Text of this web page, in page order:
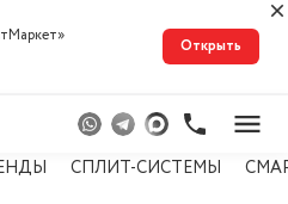
Открыть
СПЛИТ-СИСТЕМЫ